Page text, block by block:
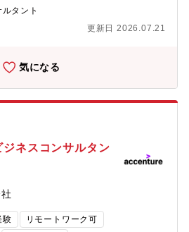
援しております。■デジタルプラットフ
ェクト事例】■JV立上・データトリブン
よるEV向上および通信基盤事業のグ
ワーク構築■AIにおけるエネルギー効
向上に向けたデータの分析高度化支援
タバースサービス戦略■全社DX変革構
アサービス構想【ポジションの魅力】
推進、ESG・SDGs支援など様々な
支援を行うため、幅広い経験を積むこ
ります。■グローバルネットワークとテ
て最新かつ先進的な案件を扱っていま
アップできる環境です。
タント
更新日 2026.07.21
気になる
ジネスコンサルタン
験
リモートワーク可